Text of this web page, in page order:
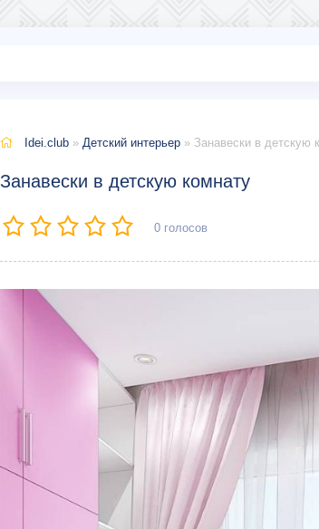
Idei.club » Детский интерьер » Занавески в детскую
Занавески в детскую комнату
0 голосов